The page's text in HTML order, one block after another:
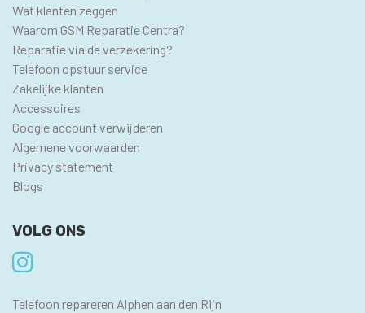
Wat klanten zeggen
Waarom GSM Reparatie Centra?
Reparatie via de verzekering?
Telefoon opstuur service
Zakelijke klanten
Accessoires
Google account verwijderen
Algemene voorwaarden
Privacy statement
Blogs
VOLG ONS
SEO
Telefoon repareren Alphen aan den Rijn